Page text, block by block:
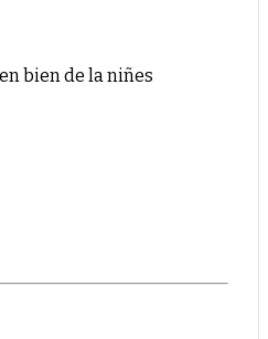
bien de la niñes